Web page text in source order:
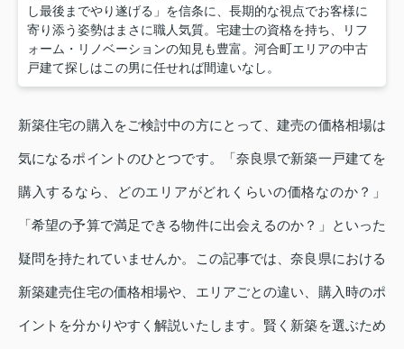
し最後までやり遂げる」を信条に、長期的な視点でお客様に
寄り添う姿勢はまさに職人気質。宅建士の資格を持ち、リフ
ォーム・リノベーションの知見も豊富。河合町エリアの中古
戸建て探しはこの男に任せれば間違いなし。
新築住宅の購入をご検討中の方にとって、建売の価格相場は
気になるポイントのひとつです。「奈良県で新築一戸建てを
購入するなら、どのエリアがどれくらいの価格なのか？」
「希望の予算で満足できる物件に出会えるのか？」といった
疑問を持たれていませんか。この記事では、奈良県における
新築建売住宅の価格相場や、エリアごとの違い、購入時のポ
イントを分かりやすく解説いたします。賢く新築を選ぶため